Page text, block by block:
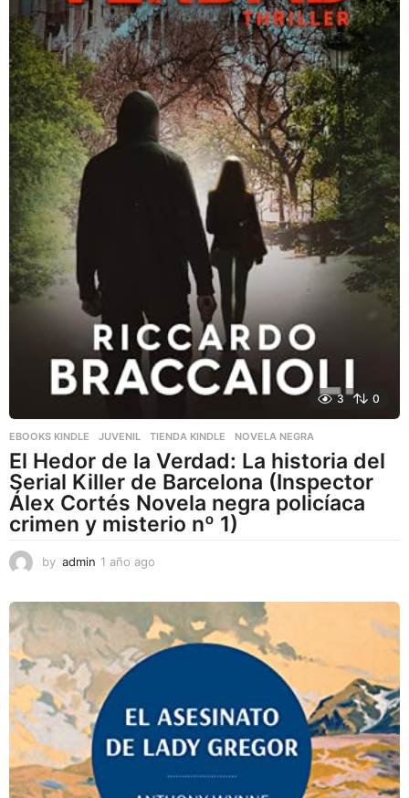
3 0
EBOOKS KINDLE ,JUVENIL ,TIENDA KINDLE NOVELA NEGRA
El Hedor de la Verdad: La historia del
Serial Killer de Barcelona (Inspector
Álex Cortés Novela negra policíaca
crimen y misterio nº 1)
by admin 1 año ago
o
a
g